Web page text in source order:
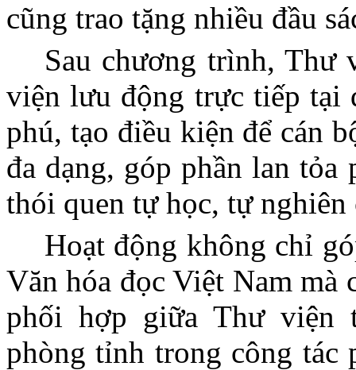
cũng trao tặng nhiều đầu
Sau chương trình, Thư
viện lưu động trực tiếp tại
phú, tạo điều kiện để cán
đa dạng, góp phần lan tỏa
thói quen tự học, tự
Hoạt động không chỉ
Văn hóa đọc Việt Nam mà
phối hợp giữa Thư
phòng tỉnh trong công tác